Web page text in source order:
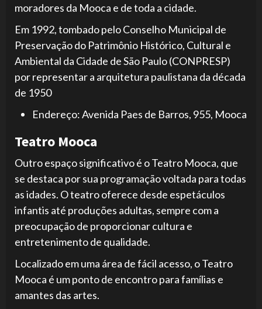
moradores da Mooca e de toda a cidade.
Em 1992, tombado pelo Conselho Municipal de
Preservação do Patrimônio Histórico, Cultural e
Ambiental da Cidade de São Paulo (CONPRESP)
por representar a arquitetura paulistana da década
de 1950
Endereço: Avenida Paes de Barros, 955, Mooca
Teatro Mooca
Outro espaço significativo é o Teatro Mooca, que
se destaca por sua programação voltada para todas
as idades. O teatro oferece desde espetáculos
infantis até produções adultas, sempre com a
preocupação de proporcionar cultura e
entretenimento de qualidade.
Localizado em uma área de fácil acesso, o Teatro
Mooca é um ponto de encontro para famílias e
amantes das artes.